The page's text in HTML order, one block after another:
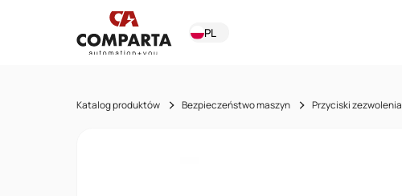
PL
Katalog produktów Bezpieczeństwo maszyn Przyciski zezwolenia